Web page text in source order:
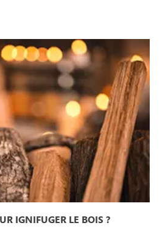
IGNIFUGER LE BOIS ?